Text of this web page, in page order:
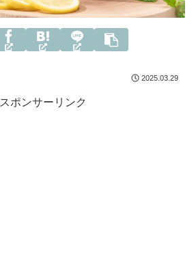
2025.03.29
スポンサーリンク